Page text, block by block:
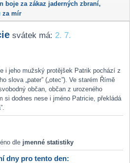
boje za zákaz jaderných zbraní,
za mír
svátek má: 2. 7.
i jeho mužský protějšek Patrik pochází z
slova „pater” („otec”). Ve starém Římě
občan, občan z urozeného
si dodnes nese i jméno Patricie, překládá
dle jmenné statistiky
dny pro tento den: